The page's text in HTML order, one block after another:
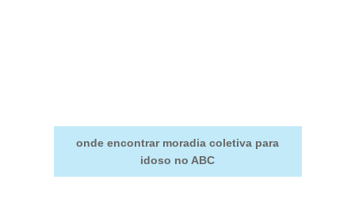
onde encontrar moradia coletiva para
idoso no ABC